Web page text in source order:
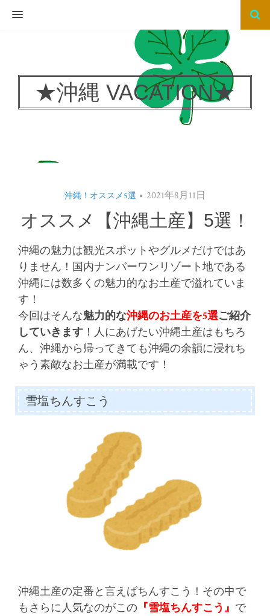
MENU
★沖縄 VACATION★
沖縄！オススメ5選 2021年8月11日
オススメ【沖縄土産】5選！
沖縄の魅力は観光スポットやグルメだけではあ
りません！国内ナンバーワンリゾート地である
沖縄には数多くの魅力的なお土産で溢れていま
す！
今回はそんな魅力的な沖縄のお土産を5選ご紹介
していきます ！人にあげたい沖縄土産はもちろ
ん、沖縄から帰ってきても沖縄の余韻に浸れち
ゃう素敵なお土産が満載です！
雪塩ちんすこう
沖縄土産の定番と言えばちんすこう！その中で
もさらに人気なのがこの 『雪塩ちんすこう』 で